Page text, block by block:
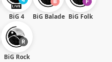
BiG 4 BiG Balade BiG Folk
BiG Rock